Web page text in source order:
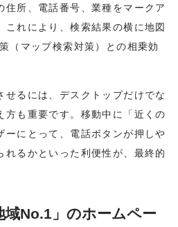
住所、電話番号、業種をマークア
これにより、検索結果の横に地図
（マップ検索対策）との相乗効
せるには、デスクトップだけでな
方も重要です。移動中に「近くの
ーにとって、電話ボタンが押しや
れるかといった利便性が、最終的
域No.1」のホームペー